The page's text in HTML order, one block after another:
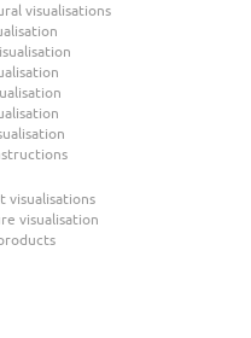
visualisations
visualisations
visualisation